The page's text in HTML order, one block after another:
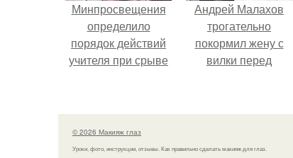
Минпросвещения
определило
порядок действий
учителя при срыве
Андрей Малахов
трогательно
покормил жену с
вилки перед
поклонников.
© 2026 Макияж глаз
Уроки, фото, инструкции, отзывы. Как правильно сделать макияж для глаз.